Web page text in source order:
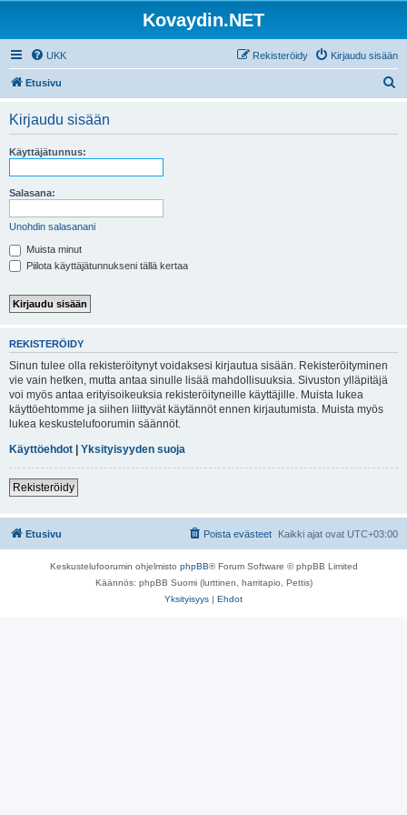
Kovaydin.NET
UKK Kirjaudu sisään
Rekisteröidy
Etusivu
Kirjaudu sisään
Käyttäjätunnus:
Salasana:
Unohdin salasanani
Muista minut
Piilota käyttäjätunnukseni tällä kertaa
REKISTERÖIDY
Sinun tulee olla rekisteröitynyt voidaksesi kirjautua sisään. Rekisteröityminen
vie vain hetken, mutta antaa sinulle lisää mahdollisuuksia. Sivuston ylläpitäjä
voi myös antaa erityisoikeuksia rekisteröityneille käyttäjille. Muista lukea
käyttöehtomme ja siihen liittyvät käytännöt ennen kirjautumista. Muista myös
lukea keskustelufoorumin säännöt.
Käyttöehdot | Yksityisyyden suoja
Rekisteröidy
Etusivu Kaikki ajat ovat UTC+03:00
Poista evästeet
Keskustelufoorumin ohjelmisto phpBB® Forum Software © phpBB Limited
Käännös: phpBB Suomi (lurttinen, harritapio, Pettis)
Yksityisyys | Ehdot